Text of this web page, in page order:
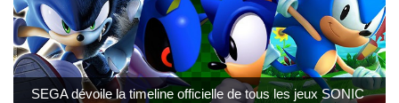
SEGA dévoile la timeline officielle de tous les jeux SONIC